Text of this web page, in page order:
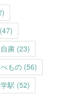
(47)
自粛 (23)
もの (56)
駅 (52)